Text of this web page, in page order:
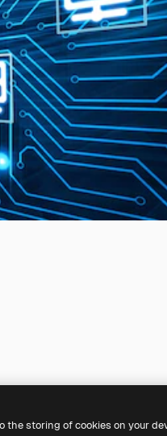
the storing of cookies on your